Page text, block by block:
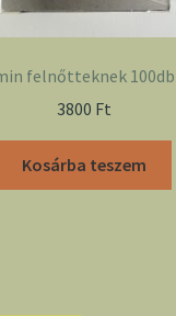
felnőtteknek
3800 Ft
Kosárba teszem